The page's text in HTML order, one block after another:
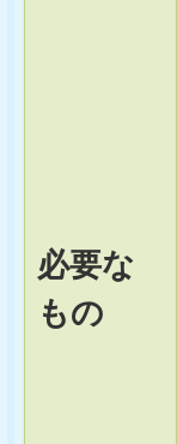
必要な
もの